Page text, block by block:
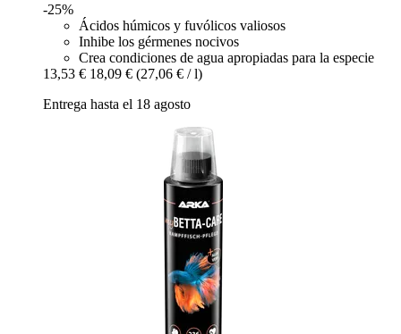
-25%
Ácidos húmicos y fuvólicos valiosos
Inhibe los gérmenes nocivos
Crea condiciones de agua apropiadas para la especie
13,53 € 18,09 € (27,06 € / l)
Entrega hasta el 18 agosto